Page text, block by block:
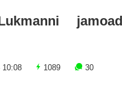
10:08 1089 30